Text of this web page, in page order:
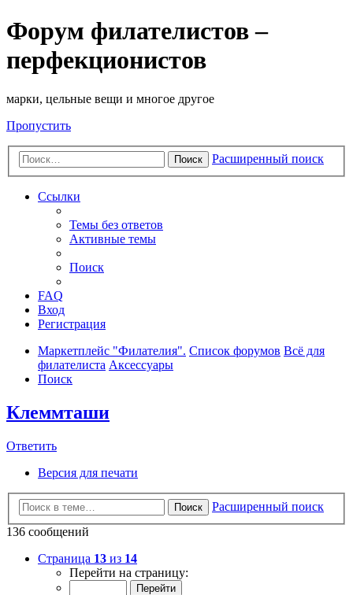
Форум филателистов –
перфекционистов
марки, цельные вещи и многое другое
Пропустить
Поиск Расширенный поиск
Ссылки
Темы без ответов
Активные темы
Поиск
FAQ
Вход
Регистрация
Маркетплейс "Филателия". Список форумов Всё для
филателиста Аксессуары
Поиск
Клеммташи
Ответить
Версия для печати
Поиск
Расширенный поиск
136 сообщений
Страница 13 из 14
Перейти на страницу: